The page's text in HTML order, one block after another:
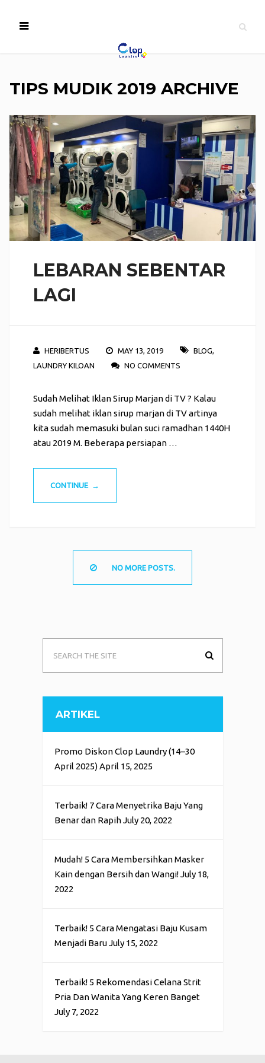
TIPS MUDIK 2019 ARCHIVE
LEBARAN SEBENTAR
LAGI
HERIBERTUS MAY 13, 2019 BLOG
LAUNDRY KILOAN
NO COMMENTS
Sudah Melihat Iklan Sirup Marjan di TV ? Kalau
sudah melihat iklan sirup marjan di TV artinya
kita sudah memasuki bulan suci ramadhan 1440H
atau 2019 M. Beberapa persiapan …
CONTINUE →
NO MORE POSTS.
ARTIKEL
Promo Diskon Clop Laundry (14–30
April 2025) April 15, 2025
Terbaik! 7 Cara Menyetrika Baju Yang
Benar dan Rapih July 20, 2022
Mudah! 5 Cara Membersihkan Masker
Kain dengan Bersih dan Wangi! July 18,
2022
Terbaik! 5 Cara Mengatasi Baju Kusam
Menjadi Baru July 15, 2022
Terbaik! 5 Rekomendasi Celana Strit
Pria Dan Wanita Yang Keren Banget
July 7, 2022